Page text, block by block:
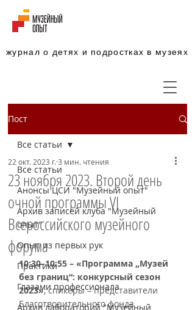
журнал о детях и подростках в музеях
Пост
Все статьи
Анонсы ЦСИ "Музейный опыт"
Архив записей клуба "Музейный
опыт"
Опыт из первых рук
Практики
Глазами профессионала
Архив лабораторий "Музейный
Все статьи
23 ноября 2023. Второй день
очной программы VI
Всероссийского музейного
форума
22 окт. 2023 г. 3 мин. чтения
10:30–10:55 – «Программа „Музей
без границ“: конкурсный сезон
2023», спикеры – представители
Благотворительного фонда